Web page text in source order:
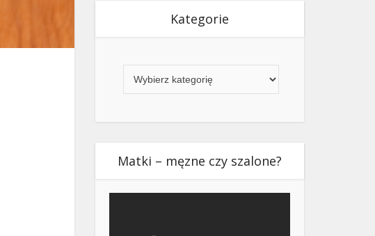
Kategorie
Matki – męzne czy szalone?